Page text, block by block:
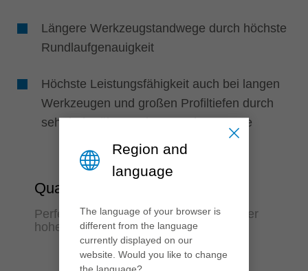
Längere Werkzeugstandwege durch höchste
Rundlaufgenauigkeit
Höchste Leistungsfähigkeit auch bei langen
Werkzeugen und großen Profiltiefen durch
sehr hohe übertragbare Drehmomente
Qualität
Perfekte Bearbeitungsqualität auch unter
hoher Belastung
Region and
language
The language of your browser is
different from the language
currently displayed on our
website. Would you like to change
the language?